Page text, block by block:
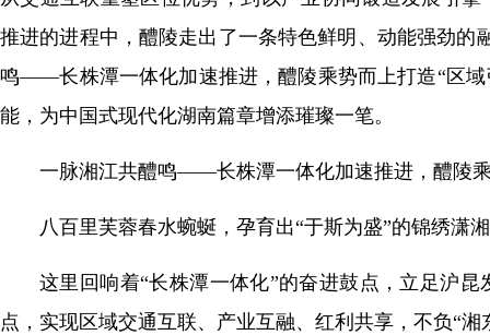
推进的进程中，醴陵走出了一条特色鲜明、动能强劲的
鸣——长株潭一体化加速推进，醴陵乘势而上打造“区
能，为中国式现代化湖南篇章增添璀璨一笔。
一脉湘江共醴鸣——长株潭一体化加速推进，醴陵
八百里芙蓉春水蜿蜒，孕育出“于斯为盛”的锦绣潇
这里回响着“长株潭一体化”的奋进鼓点，立足沪
点，实现区域交通互联、产业互融、红利共享，不负“湘